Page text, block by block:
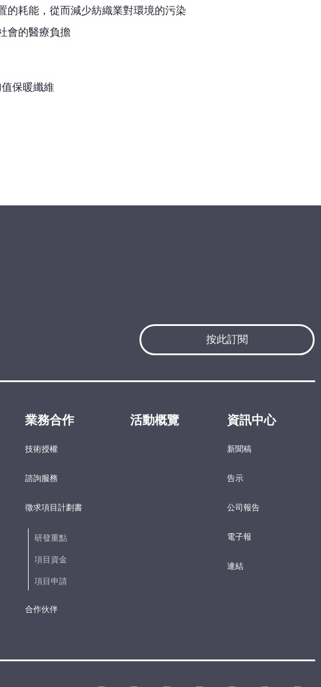
的耗能，從而減少紡織業對環境的污染
會的醫療負擔
保暖纖維
按此訂閱
業務合作
技術授權
諮詢服務
徵求項目計劃書
研發重點​
項目資金​
項目申請​
合作伙伴
活動概覽 資訊中心
新聞稿
告示
公司報告
電子報​
連結